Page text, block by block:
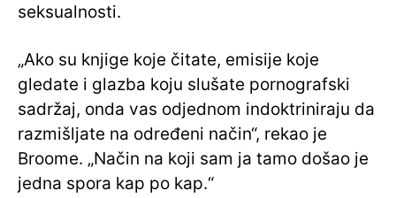
seksualnosti.
„Ako su knjige koje čitate, emisije koje
gledate i glazba koju slušate pornografski
sadržaj, onda vas odjednom indoktriniraju da
razmišljate na određeni način“, rekao je
Broome. „Način na koji sam ja tamo došao je
jedna spora kap po kap.“